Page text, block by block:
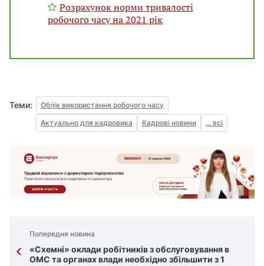
Розрахунок норми тривалості
робочого часу на 2021 рік
Теми:
Облік використання робочого часу
Актуально для кадровика
Кадрові новини ... всі
Попередня новина
«Схемні» оклади робітників з обслуговування в
ОМС та органах влади необхідно збільшити з 1